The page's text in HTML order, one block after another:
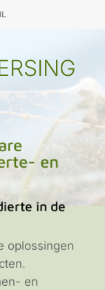
en
in de
oplossingen
en